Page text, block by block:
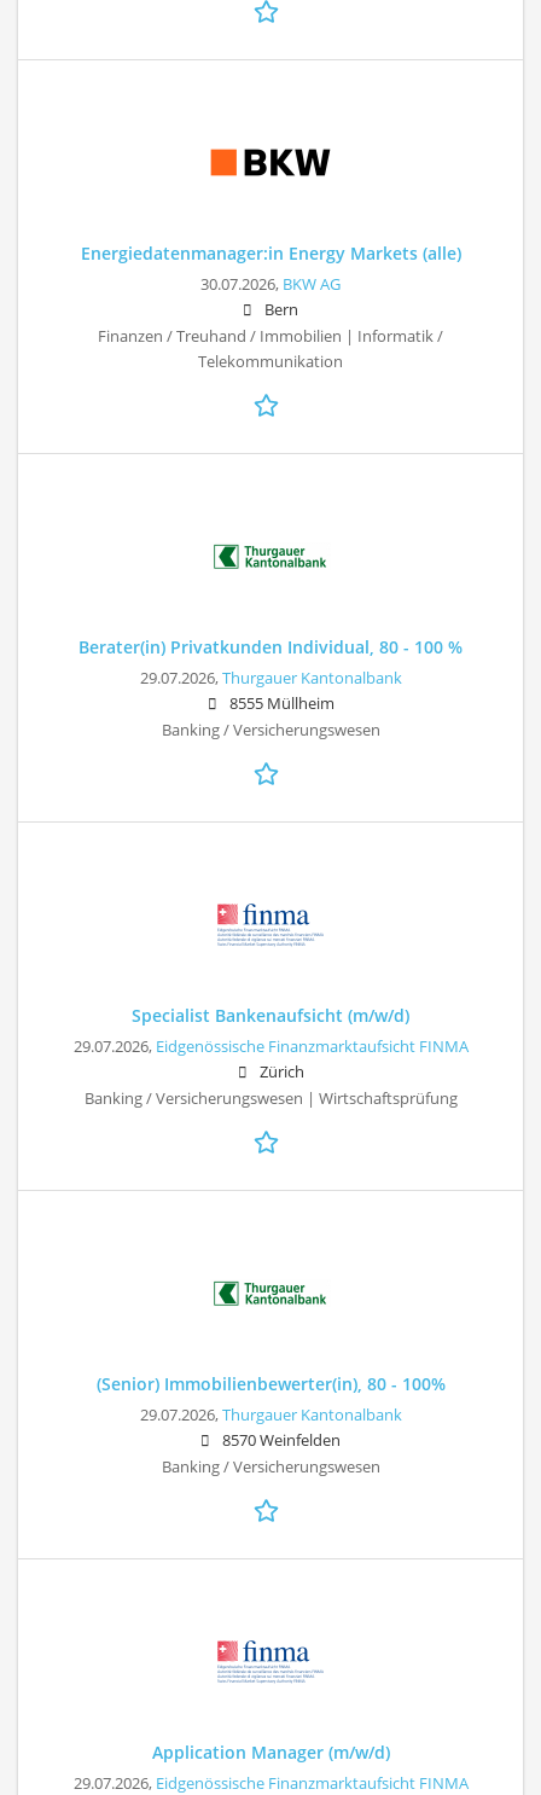
Energiedatenmanager:in Energy Markets (alle)
30.07.2026, BKW AG
Bern
Finanzen / Treuhand / Immobilien | Informatik /
Telekommunikation
Berater(in) Privatkunden Individual, 80 - 100 %
29.07.2026,Thurgauer Kantonalbank
8555 Müllheim
Banking / Versicherungswesen
Specialist Bankenaufsicht (m/w/d)
29.07.2026, Eidgenössische Finanzmarktaufsicht FINMA
Zürich
Banking / Versicherungswesen | Wirtschaftsprüfung
(Senior) Immobilienbewerter(in), 80 - 100%
29.07.2026,Thurgauer Kantonalbank
8570 Weinfelden
Banking / Versicherungswesen
Application Manager (m/w/d)
29.07.2026, Eidgenössische Finanzmarktaufsicht FINMA